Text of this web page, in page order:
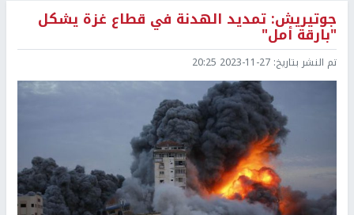
جوتيريش: تمديد الهدنة في قطاع غزة يشكل
"بارقة أمل"
تم النشر بتاريخ: 2023-11-27 20:25